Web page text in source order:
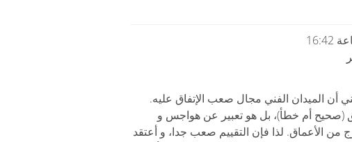
أن الميدان الفني مجال صعب الإتفاق عليه.
(صحيح أم خطأ)، بل هو تعبير عن هواجس و
من الأعماق. لذا فإن التقييم صعب جدا، و أعتقد